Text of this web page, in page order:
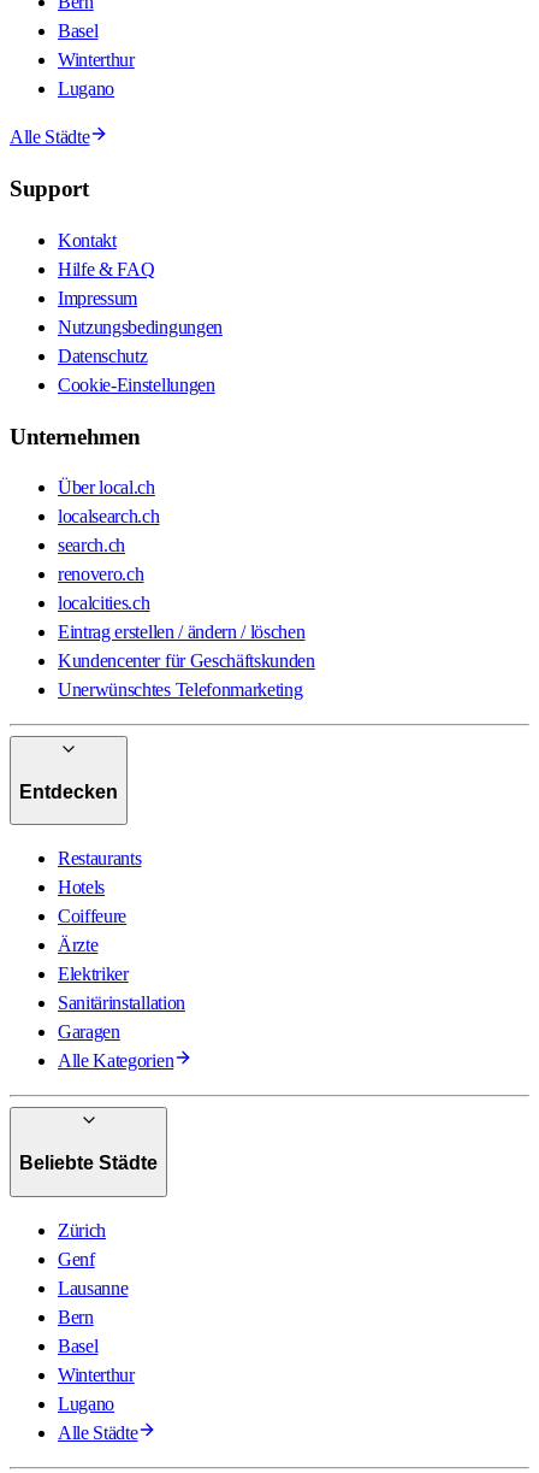
Basel
Winterthur
Lugano
Alle Städte
Support
Kontakt
Hilfe & FAQ
Impressum
Nutzungsbedingungen
Datenschutz
Cookie-Einstellungen
Unternehmen
Über local.ch
localsearch.ch
search.ch
renovero.ch
localcities.ch
Eintrag erstellen / ändern / löschen
Kundencenter für Geschäftskunden
Unerwünschtes Telefonmarketing
Entdecken
Restaurants
Hotels
Coiffeure
Ärzte
Elektriker
Sanitärinstallation
Garagen
Alle Kategorien
Beliebte Städte
Zürich
Genf
Lausanne
Bern
Basel
Winterthur
Lugano
Alle Städte